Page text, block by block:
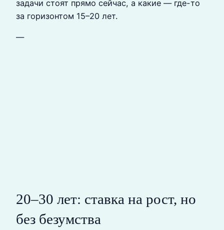
задачи стоят прямо сейчас, а какие — где-то
за горизонтом 15–20 лет.
—
20–30 лет: ставка на рост, но
без безумства